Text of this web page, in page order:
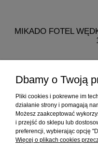
MIKADO FOTEL
Dbamy o Twoją
Pliki cookies i pokrewne im
działanie strony i pomagają
Możesz zaakceptować
i przejść do sklepu lub
preferencji, wybierając opcję
Więcej o plikach cookies